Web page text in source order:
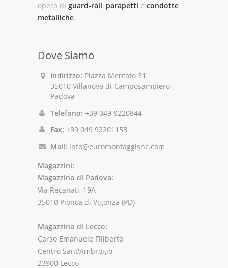
opera di guard-rail, parapetti e condotte
metalliche.
Dove Siamo
Indirizzo: Piazza Mercato 31
35010 Villanova di Camposampiero -
Padova
Telefono: +39 049 9220844
Fax: +39 049 92201158
Mail: info@euromontaggisnc.com
Magazzini:
Magazzino di Padova:
Via Recanati, 19A
35010 Pionca di Vigonza (PD)
Magazzino di Lecco:
Corso Emanuele Filiberto
Centro Sant'Ambrogio
23900 Lecco